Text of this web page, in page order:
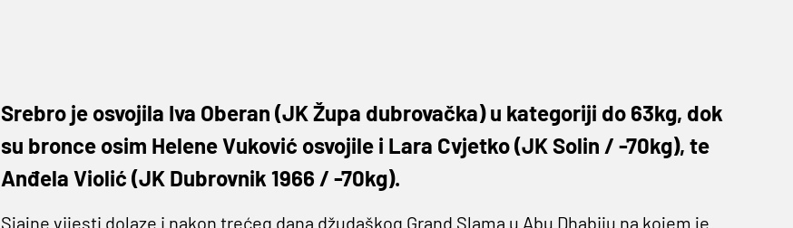
Srebro je osvojila Iva Oberan (JK Župa dubrovačka) u kategoriji do 63kg, dok
su bronce osim Helene Vuković osvojile i Lara Cvjetko (JK Solin / -70kg), te
Anđela Violić (JK Dubrovnik 1966 / -70kg).
Sjajne vijesti dolaze i nakon trećeg dana džudaškog Grand Slama u Abu Dhabiju na kojem je